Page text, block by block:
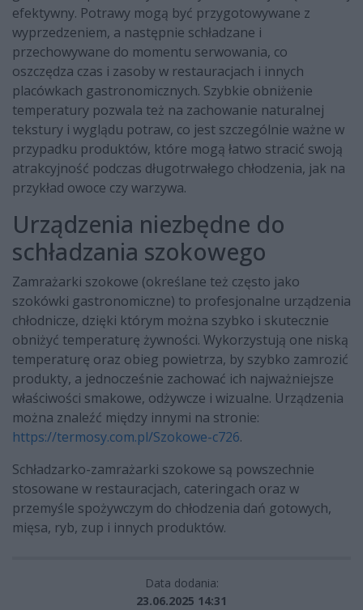
efektywny. Potrawy mogą być przygotowywane z
wyprzedzeniem, a następnie schładzane i
przechowywane do momentu serwowania, co
oszczędza czas i zasoby w restauracjach i innych
placówkach gastronomicznych. Szybkie obniżenie
temperatury pozwala też na zachowanie naturalnej
tekstury i wyglądu potraw, co jest szczególnie ważne w
przypadku produktów, które mogą łatwo stracić swoją
atrakcyjność podczas długotrwałego chłodzenia, jak na
przykład owoce czy warzywa.
Urządzenia niezbędne do
schładzania szokowego
Zamrażarki szokowe (określane też często jako
szokówki gastronomiczne) to profesjonalne urządzenia
chłodnicze, dzięki którym można szybko i skutecznie
obniżyć temperaturę żywności. Wykorzystują one niską
temperaturę oraz obieg powietrza, by szybko zamrozić
produkty, a jednocześnie zachować ich najważniejsze
właściwości smakowe, odżywcze i wizualne. Urządzenia
można znaleźć między innymi na stronie:
https://termosy.com.pl/Szokowe-c726.
Schładzarko-zamrażarki szokowe są powszechnie
stosowane w restauracjach, cateringach oraz w
przemyśle spożywczym do chłodzenia dań gotowych,
mięsa, ryb, zup i innych produktów.
Data dodania:
23.06.2025 14:31